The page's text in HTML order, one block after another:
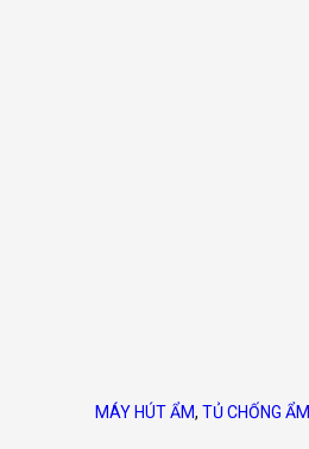
MÁY HÚT ẨM, TỦ CHỐNG ẨM